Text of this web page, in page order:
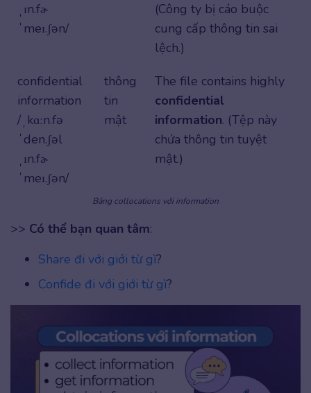
ˌɪn.fɚ
ˈmeɪ.ʃən/
(Công ty bị cáo buộc
cung cấp thông tin sai
lệch.)
confidential
information
/ˌkɑːn.fə
ˈden.ʃəl
ˌɪn.fɚ
ˈmeɪ.ʃən/
thông
tin
mật
The file contains highly
confidential
information. (Tệp này
chứa thông tin tuyệt
mật.)
Bảng collocations với information
>> Có thể bạn quan tâm:
Share đi với giới từ gì?
Confide đi với giới từ gì?